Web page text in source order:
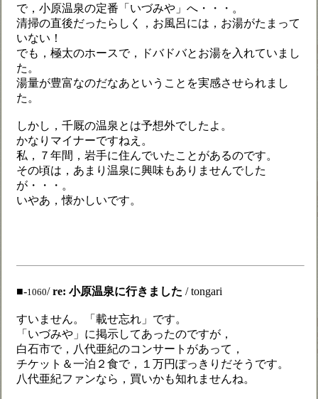
で，小原温泉の定番「いづみや」へ・・・。
清掃の直後だったらしく，お風呂には，お湯がたまって
いない！
でも，極太のホースで，ドバドバとお湯を入れていまし
た。
湯量が豊富なのだなあということを実感させられまし
た。
しかし，千厩の温泉とは予想外でしたよ。
かなりマイナーですねえ。
私，７年間，岩手に住んでいたことがあるのです。
その頃は，あまり温泉に興味もありませんでした
が・・・。
いやあ，懐かしいです。
■-1060/re: 小原温泉に行きました / tongari
すいません。「載せ忘れ」です。
「いづみや」に掲示してあったのですが，
白石市で，八代亜紀のコンサートがあって，
チケット＆一泊２食で，１万円ぽっきりだそうです。
八代亜紀ファンなら，買いかも知れませんね。